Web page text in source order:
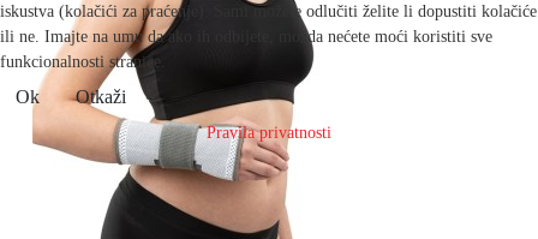
iskustva (kolačići za praćenje). Sami možete odlučiti želite li dopustiti kolačiće
ili ne. Imajte na umu da ako ih odbijete, možda nećete moći koristiti sve
funkcionalnosti stranice.
Ok Otkaži
Pravila privatnosti